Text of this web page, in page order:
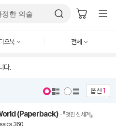
오북 전체
다.
옵션1
(Paperback) - 『멋진 신세계』
360